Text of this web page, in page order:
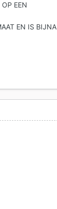
EEN
EN IS BIJNA